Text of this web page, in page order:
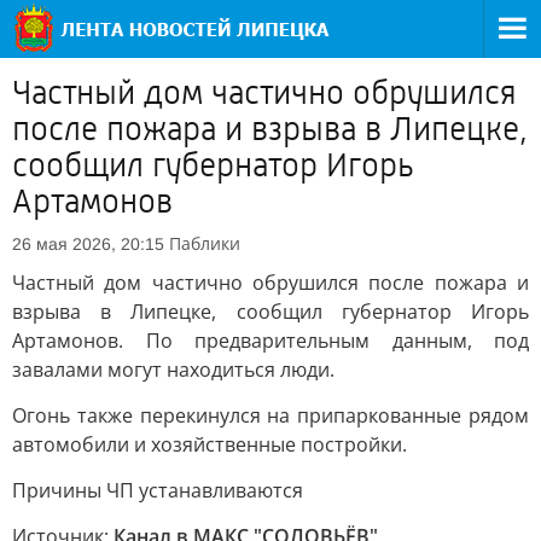
Частный дом частично обрушился
после пожара и взрыва в Липецке,
сообщил губернатор Игорь
Артамонов
26 мая 2026, 20:15 Паблики
Частный дом частично обрушился после пожара и
взрыва в Липецке, сообщил губернатор Игорь
Артамонов. По предварительным данным, под
завалами могут находиться люди.
Огонь также перекинулся на припаркованные рядом
автомобили и хозяйственные постройки.
Причины ЧП устанавливаются